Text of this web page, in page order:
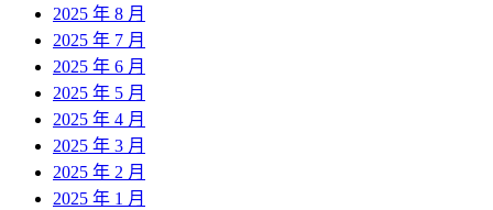
2025 年 8 月
2025 年 7 月
2025 年 6 月
2025 年 5 月
2025 年 4 月
2025 年 3 月
2025 年 2 月
2025 年 1 月